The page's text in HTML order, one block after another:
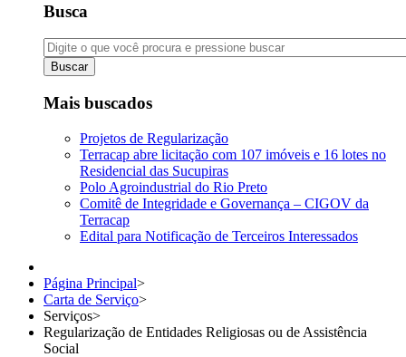
Busca
Buscar
Mais buscados
Projetos de Regularização
Terracap abre licitação com 107 imóveis e 16 lotes no
Residencial das Sucupiras
Polo Agroindustrial do Rio Preto
Comitê de Integridade e Governança – CIGOV da
Terracap
Edital para Notificação de Terceiros Interessados
Página Principal>
Carta de Serviço>
Serviços>
Regularização de Entidades Religiosas ou de Assistência
Social